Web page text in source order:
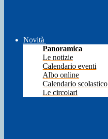
Novità
Panoramica
Le notizie
Calendario eventi
Albo online
Calendario scolastico
Le circolari